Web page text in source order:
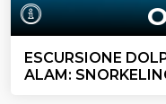
ESCURSIONE
ALAM: